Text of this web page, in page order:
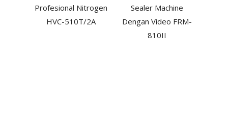
Profesional Nitrogen
HVC-510T/2A
Sealer Machine
Dengan Video FRM-
810II